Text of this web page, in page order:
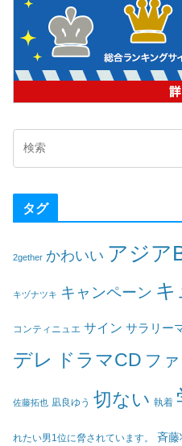
タグ
2gether かわいい アジア
キヅナツキ キャンペーン キ
コンティニュエ サイン サラリー
デレ ドラマCD フ
佐藤拓也 凪良ゆう 切ない 執着
れたい男1位に脅されています。 斉